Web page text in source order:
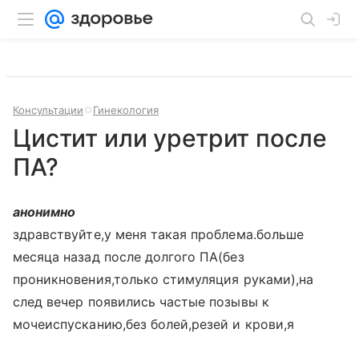
Консультации Гинекология
Цистит или уретрит после
ПА?
анонимно
здравствуйте,у меня такая проблема.больше
месяца назад после долгого ПА(без
проникновения,только стимуляция руками),на
след вечер появились частые позывы к
мочеиспусканию,без болей,резей и крови,я